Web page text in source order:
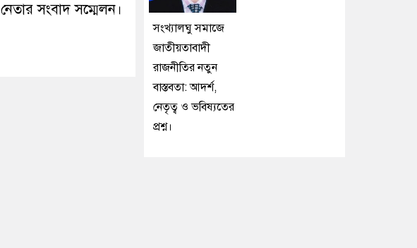
নেতার সংবাদ সম্মেলন।
সংখ্যালঘু সমাজে
জাতীয়তাবাদী
রাজনীতির নতুন
বাস্তবতা: আদর্শ,
নেতৃত্ব ও ভবিষ্যতের
প্রশ্ন।